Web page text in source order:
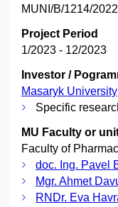
MUNI/B/1214/2022
Project Period
1/2023 - 12/2023
Investor /
Masaryk University
Specific
MU Faculty or
Faculty of
doc. Ing. Pavel
Mgr. Ahmet
RNDr. Eva